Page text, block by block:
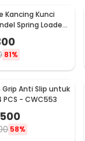
Kancing Kunci
Spring Loaded
Hasp - KAK-
81%
Grip Anti Slip untuk
PCS - CWC553
58%